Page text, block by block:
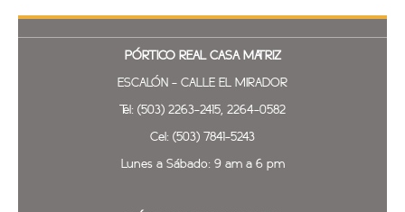
PÓRTICO REAL CASA MATRIZ
ESCALÓN - CALLE EL MIRADOR
Tel: (503) 2263-2415, 2264-0582
Cel: (503) 7841-5243
Lunes a Sábado: 9 am a 6 pm